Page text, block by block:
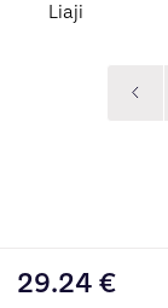
Liaji
29.24 €